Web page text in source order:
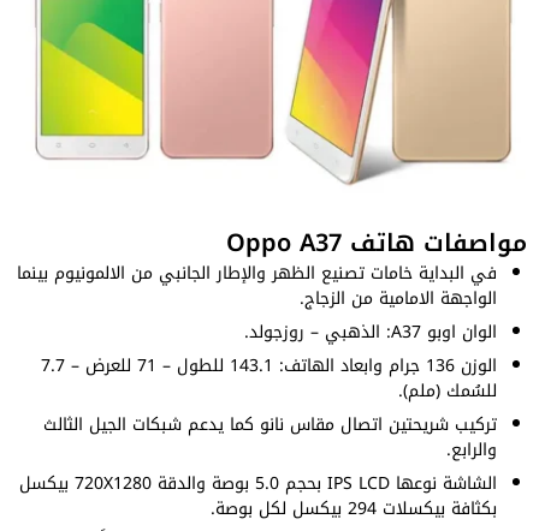
مواصفات هاتف Oppo A37
في البداية خامات تصنيع الظهر والإطار الجانبي من الالمونيوم بينما
الواجهة الامامية من الزجاج.
الوان اوبو A37: الذهبي – روزجولد.
الوزن 136 جرام وابعاد الهاتف: 143.1 للطول – 71 للعرض – 7.7
للسُمك (ملم).
تركيب شريحتين اتصال مقاس نانو كما يدعم شبكات الجيل الثالث
والرابع.
الشاشة نوعها IPS LCD بحجم 5.0 بوصة والدقة 720X1280 بيكسل
بكثافة بيكسلات 294 بيكسل لكل بوصة.